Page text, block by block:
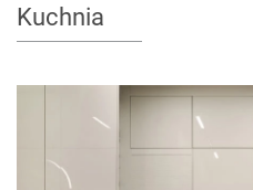
Kuchnia